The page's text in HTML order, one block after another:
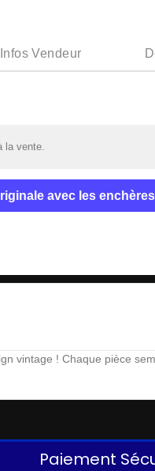
Infos Vendeur
la vente.
avec les
vintage ! Chaque pièce
Paiement